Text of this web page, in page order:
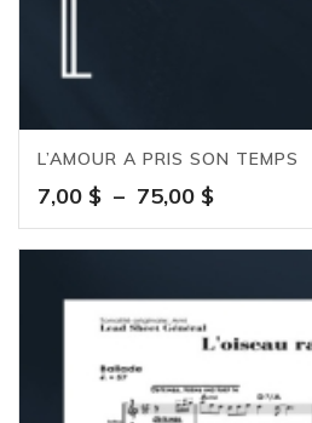
L’AMOUR A PRIS SON TEMPS
7,00 $ – 75,00 $Plage
de
prix :
à
75,00 $